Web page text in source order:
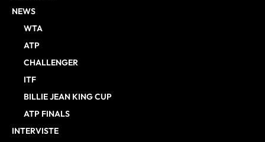
NEWS
WTA
ATP
CHALLENGER
ITF
BILLIE JEAN KING CUP
ATP FINALS
INTERVISTE